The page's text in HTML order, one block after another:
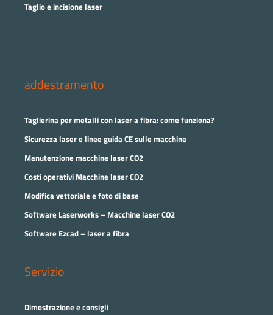
Taglio e incisione laser
addestramento
Taglierina per metalli con laser a fibra: come funziona?
Sicurezza laser e linee guida CE sulle macchine
Manutenzione macchine laser CO2
Costi operativi Macchine laser CO2
Modifica vettoriale e foto di base
Software Laserworks – Macchine laser CO2
Software Ezcad – laser a fibra
Servizio
Dimostrazione e consigli